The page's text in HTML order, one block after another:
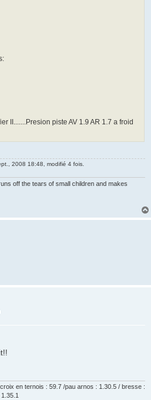
II.......Presion piste AV 1.9 AR 1.7 a froid
2008 18:48, modifié 4 fois.
off the tears of small children and makes
en ternois : 59.7 /pau arnos : 1.30.5 / bresse :